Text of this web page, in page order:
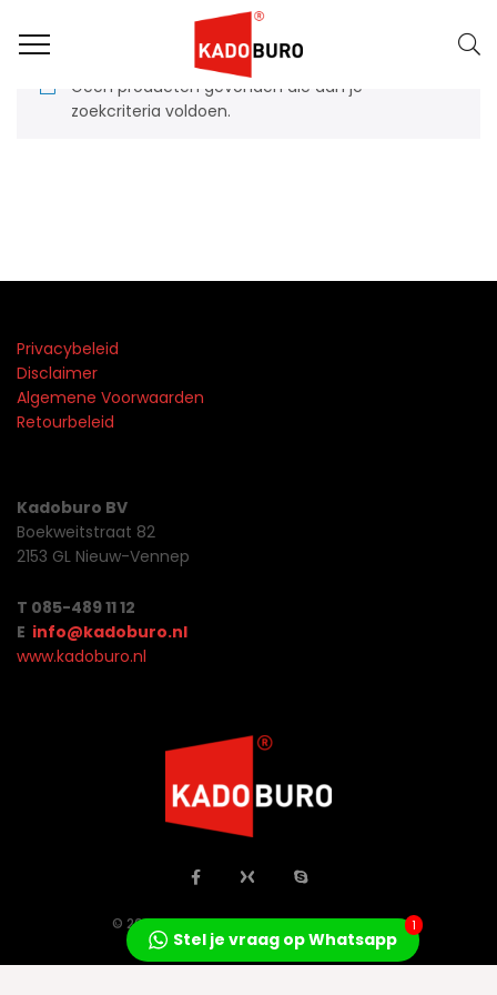
Geen producten gevonden die aan je
zoekcriteria voldoen.
Privacybeleid
Disclaimer
Algemene Voorwaarden
Retourbeleid
Kadoburo BV
Boekweitstraat 82
2153 GL Nieuw-Vennep
T 085-489 11 12
E info@kadoburo.nl
www.kadoburo.nl
© 2026 Jo Concepts All Rights Reserved.
Stel je vraag op Whatsapp
1